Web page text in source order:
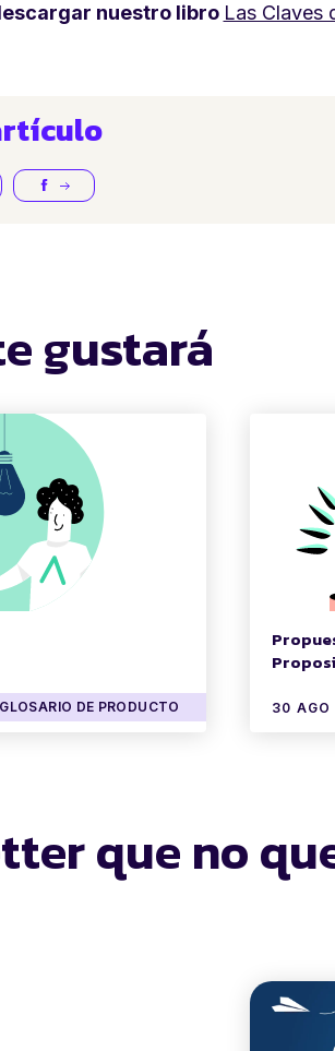
nuestro libro Las Claves
gustará
GLOSARIO DE PRODUCTO 30
que no